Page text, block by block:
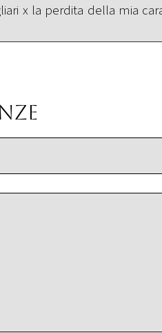
x la perdita della mia cara